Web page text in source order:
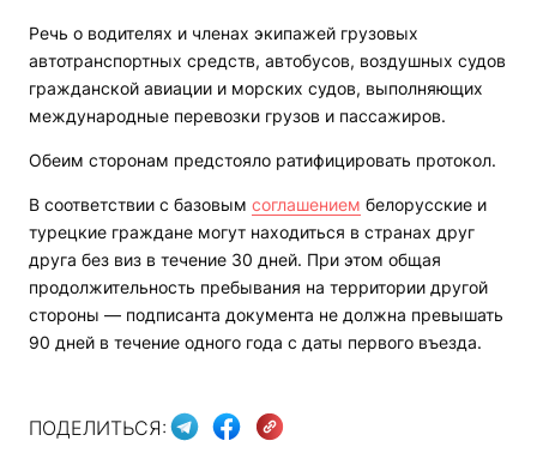
Речь о водителях и членах экипажей грузовых
автотранспортных средств, автобусов, воздушных судов
гражданской авиации и морских судов, выполняющих
международные перевозки грузов и пассажиров.
Обеим сторонам предстояло ратифицировать протокол.
В соответствии с базовым соглашением белорусские и
турецкие граждане могут находиться в странах друг
друга без виз в течение 30 дней. При этом общая
продолжительность пребывания на территории другой
стороны — подписанта документа не должна превышать
90 дней в течение одного года с даты первого въезда.
ПОДЕЛИТЬСЯ: